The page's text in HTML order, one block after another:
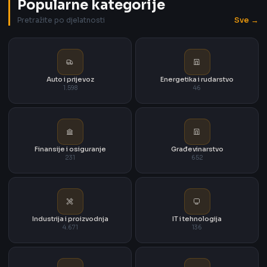
Popularne kategorije
Pretražite po djelatnosti Sve →
Auto i prijevoz
1.598
Energetika i rudarstvo
46
Finansije i osiguranje
231
Građevinarstvo
652
Industrija i proizvodnja
4.671
IT i tehnologija
136